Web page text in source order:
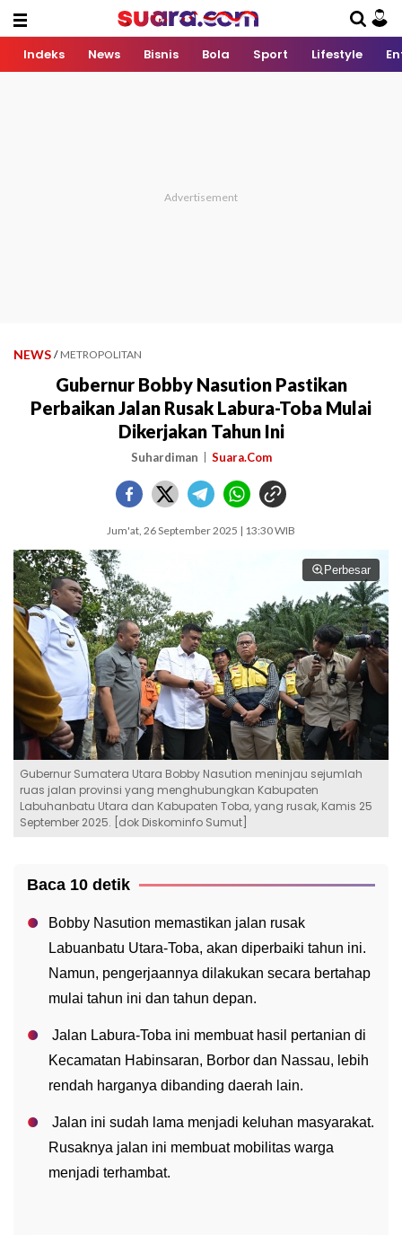
Indeks News Bisnis Bola Sport Lifestyle
NEWS / METROPOLITAN
Gubernur Bobby Nasution Pastikan
Perbaikan Jalan Rusak Labura-Toba Mulai
Dikerjakan Tahun Ini
Suhardiman Suara.Com
Jum'at, 26 September 2025 | 13:30 WIB
Perbesar
Gubernur Sumatera Utara Bobby Nasution meninjau sejumlah
ruas jalan provinsi yang menghubungkan Kabupaten
Labuhanbatu Utara dan Kabupaten Toba, yang rusak, Kamis 25
September 2025. [dok Diskominfo Sumut]
Baca 10 detik
Bobby Nasution memastikan jalan rusak
Labuanbatu Utara-Toba, akan diperbaiki tahun ini.
Namun, pengerjaannya dilakukan secara bertahap
mulai tahun ini dan tahun depan.
Jalan Labura-Toba ini membuat hasil pertanian di
Kecamatan Habinsaran, Borbor dan Nassau, lebih
rendah harganya dibanding daerah lain.
Jalan ini sudah lama menjadi keluhan masyarakat.
Rusaknya jalan ini membuat mobilitas warga
menjadi terhambat.